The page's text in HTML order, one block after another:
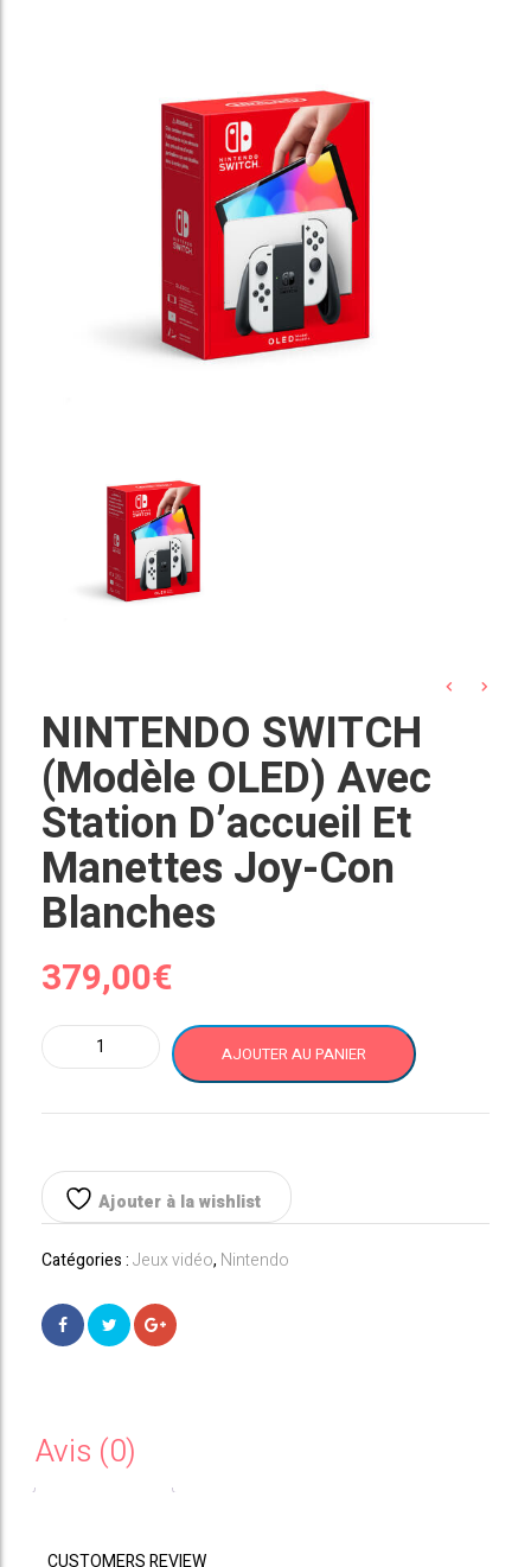
NINTENDO SWITCH
(modèle OLED) Avec
Station D’accueil Et
Manettes Joy-Con
Blanches
379,00€
quantité
de
SWITCH
OLED)
avec
station
et
Joy-
con
AJOUTER AU PANIER
Ajouter à la wishlist
Catégories :Jeux vidéo, Nintendo
Avis (0)
CUSTOMERS REVIEW